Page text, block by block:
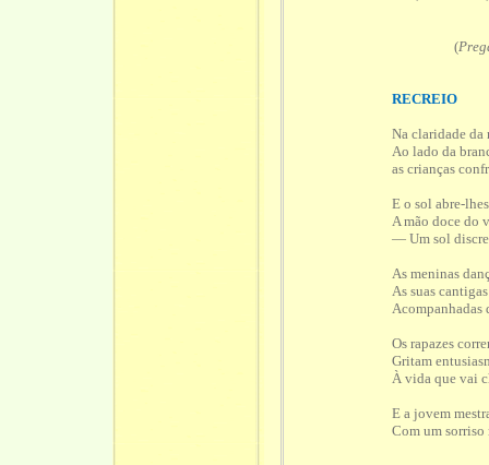
(
RECREIO
Na claridade
Ao lado da
as crianças
E o sol abre-
A mão doce do
— Um sol
As meninas
As suas
Acompanhadas
Os rapazes
Gritam
À vida que vai
E a jovem
Com um